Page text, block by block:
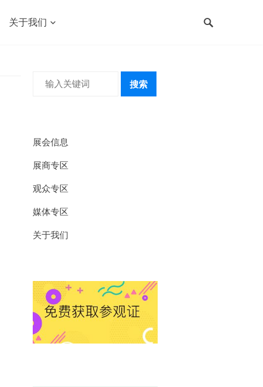
关于我们
搜索
展会信息
展商专区
观众专区
媒体专区
关于我们